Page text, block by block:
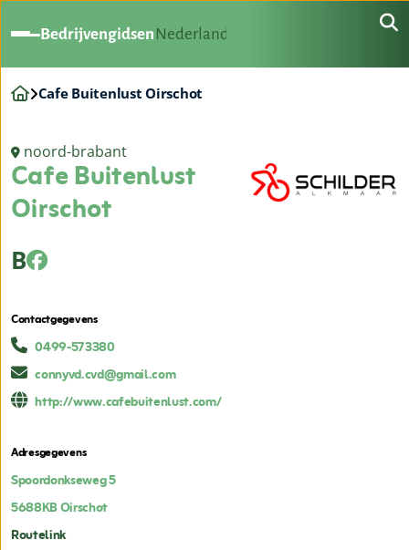
Bedrijvengidsen Nederland
Cafe Buitenlust Oirschot
noord-brabant
Cafe Buitenlust
Oirschot
B
Contactgegevens
0499-573380
connyvd.cvd@gmail.com
http://www.cafebuitenlust.com/
Adresgegevens
Spoordonkseweg 5
5688KBOirschot
Routelink